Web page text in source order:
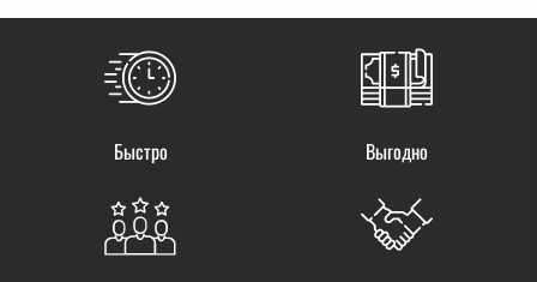
Быстро Выгодно